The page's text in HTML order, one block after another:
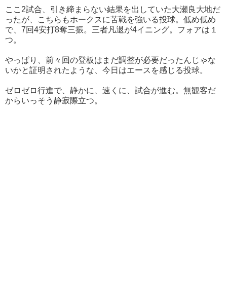
ここ2試合、引き締まらない結果を出していた大瀬良大地だ
ったが、こちらもホークスに苦戦を強いる投球。低め低め
で、7回4安打8奪三振。三者凡退が4イニング。フォアは１
つ。
やっぱり、前々回の登板はまだ調整が必要だったんじゃな
いかと証明されたような、今日はエースを感じる投球。
ゼロゼロ行進で、静かに、速くに、試合が進む。無観客だ
からいっそう静寂際立つ。